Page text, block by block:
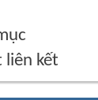
liên kết